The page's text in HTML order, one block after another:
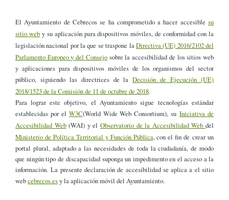
El Ayuntamiento de Cebrecos se ha comprometido a hacer accesible su
sitio weby su aplicación para dispositivos móviles, de conformidad con la
legislación nacional por la que se traspone laDirectiva (UE) 2016/2102 del
Parlamento Europeo y del Consejosobre la accesibilidad de los sitios web
y aplicaciones para dispositivos móviles de los organismos del sector
público, siguiendo las directrices de laDecisión de Ejecución (UE)
2018/1523 de la Comisión de 11 de octubre de 2018.
Para lograr este objetivo, el Ayuntamiento sigue tecnologías estándar
establecidas por el W3C(World Wide Web Consortium), suIniciativa de
Accesibilidad Web(WAI) y elObservatorio de la Accesibilidad Webdel
Ministerio de Política Territorial y Función Pública, con el fin de crear un
portal plural, adaptado a las necesidades de toda la ciudadanía, de modo
que ningún tipo de discapacidad suponga un impedimento en el acceso a la
información. La presente declaración de accesibilidad se aplica a el sitio
webcebrecos.esy la aplicación móvil del Ayuntamiento.